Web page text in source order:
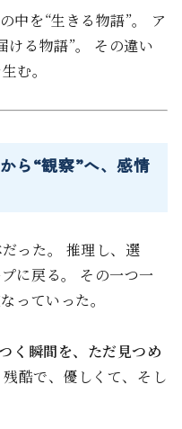
中を“生きる物語”。 ア
ける物語”。 その違い
む。
ら“観察”へ、感情
った。 推理し、選
に戻る。 その一つ一
っていった。
く瞬間を、ただ見つめ
酷で、優しくて、そし